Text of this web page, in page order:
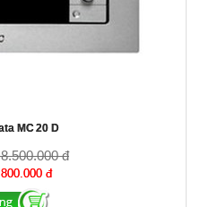
MC 20 D
8.500.000 đ
đ